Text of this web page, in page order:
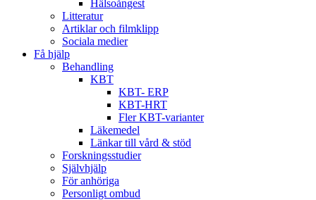
Hälsoångest
Litteratur
Artiklar och filmklipp
Sociala medier
Få hjälp
Behandling
KBT
KBT- ERP
KBT-HRT
Fler KBT-varianter
Läkemedel
Länkar till vård & stöd
Forskningsstudier
Självhjälp
För anhöriga
Personligt ombud